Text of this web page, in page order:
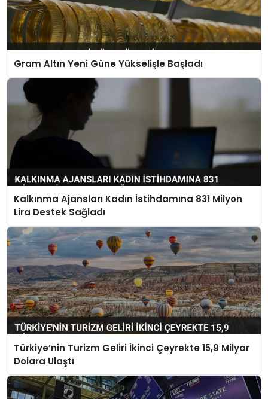
Gram Altın Yeni Güne Yükselişle Başladı
Kalkınma Ajansları Kadın İstihdamına 831 Milyon
Lira Destek Sağladı
Türkiye’nin Turizm Geliri İkinci Çeyrekte 15,9 Milyar
Dolara Ulaştı